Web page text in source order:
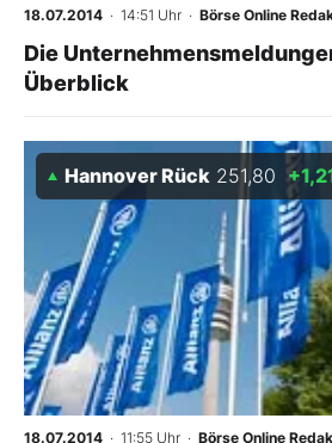
18.07.2014 · 14:51 Uhr · Börse Online
Die
Überblick
Hannover Rück 251,80
18.07.2014 · 11:55 Uhr · Börse Online